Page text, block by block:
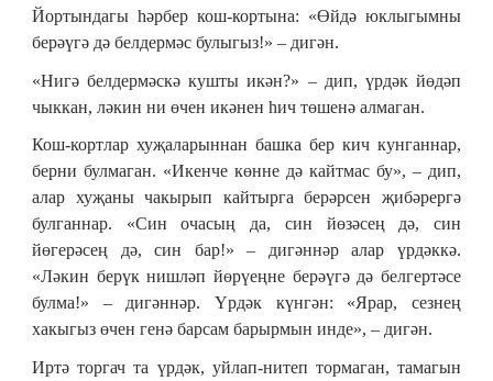
Йортындагы һәрбер кош-кортына: «Өйдә юклыгымны
берәүгә дә белдермәс булыгыз!» – дигән.
«Нигә белдермәскә кушты икән?» – дип, үрдәк йөдәп
чыккан, ләкин ни өчен икәнен һич төшенә алмаган.
Кош-кортлар хуҗаларыннан башка бер кич кунганнар,
берни булмаган. «Икенче көнне дә кайтмас бу», – дип,
алар хуҗаны чакырып кайтырга берәрсен җибәрергә
булганнар. «Син очасың да, син йөзәсең дә, син
йөгерәсең дә, син бар!» – дигәннәр алар үрдәккә.
«Ләкин берүк нишләп йөрүеңне берәүгә дә белгертәсе
булма!» – дигәннәр. Үрдәк күнгән: «Ярар, сезнең
хакыгыз өчен генә барсам барырмын инде», – дигән.
Иртә торгач та үрдәк, уйлап-нитеп тормаган, тамагын